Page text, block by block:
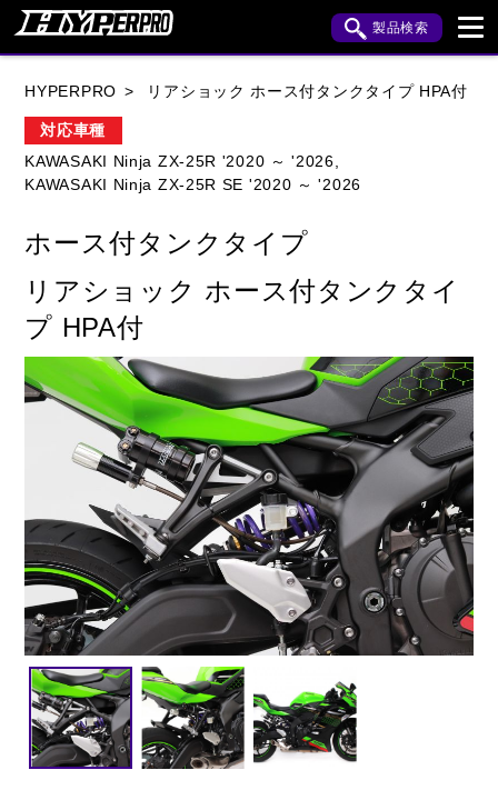
製品検索
KAWASAKI APRILIA BENELLI
BUELL CAGIVA DUCATI
HARLEY DAVIDSON
INDIAN KTM MOTO GUZZI
MV AGUSTA ROYAL ENFIELD
TRIUMPH
閉じる
HYPERPRO リアショック ホース付タンクタイプ HPA付
対応車種
KAWASAKI Ninja ZX-25R '2020 ～ '2026,
KAWASAKI Ninja ZX-25R SE '2020 ～ '2026
ホース付タンクタイプ
リアショック ホース付タンクタイ
プ HPA付